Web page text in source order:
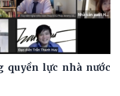
quyền lực nhà nước